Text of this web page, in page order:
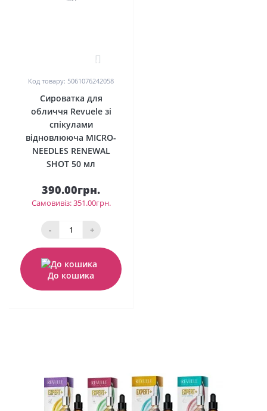
0
Код товару: 5061076242058
Сироватка для
обличчя Revuele зі
спікулами
відновлююча MICRO-
NEEDLES RENEWAL
SHOT 50 мл
390.00грн.
Самовивіз: 351.00грн.
- +
До кошика